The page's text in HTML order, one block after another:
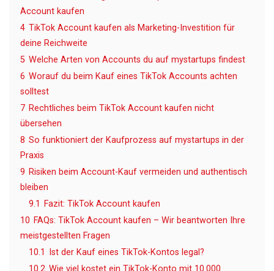
Account kaufen
4 TikTok Account kaufen als Marketing-Investition für
deine Reichweite
5 Welche Arten von Accounts du auf mystartups findest
6 Worauf du beim Kauf eines TikTok Accounts achten
solltest
7 Rechtliches beim TikTok Account kaufen nicht
übersehen
8 So funktioniert der Kaufprozess auf mystartups in der
Praxis
9 Risiken beim Account-Kauf vermeiden und authentisch
bleiben
9.1
Fazit: TikTok Account kaufen
10 FAQs: TikTok Account kaufen – Wir beantworten Ihre
meistgestellten Fragen
10.1
Ist der Kauf eines TikTok-Kontos legal?